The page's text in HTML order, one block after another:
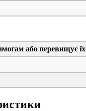
або перевищує